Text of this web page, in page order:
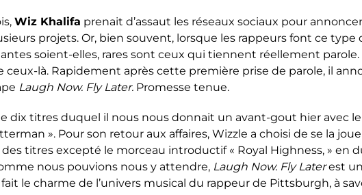
Wiz Khalifa prenait d’assaut les réseaux sociaux pour
projets. Or, bien souvent, lorsque les rappeurs font ce type
soient-elles, rares sont ceux qui tiennent réellement parole.
ceux-là. Rapidement après cette première prise de parole, il
Laugh Now. Fly Later. Promesse tenue.
dix titres duquel il nous nous donnait un avant-gout hier avec
». Pour son retour aux affaires, Wizzle a choisi de se la
des titres excepté le morceau introductif « Royal Highness, » en
nous pouvions nous y attendre, Laugh Now. Fly Laterest
le charme de l’univers musical du rappeur de Pittsburgh, à